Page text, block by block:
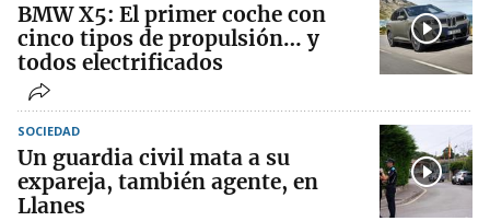
BMW X5: El primer coche con
cinco tipos de propulsión… y
todos electrificados
SOCIEDAD
Un guardia civil mata a su
expareja, también agente, en
Llanes